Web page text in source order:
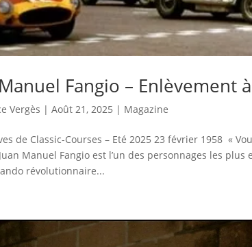
Fangio – Enlèvement
Vergès |Août 21, 2025 | Magazine
de Classic-Courses – Eté 2025 23 février 1958 «
Manuel Fangio est l’un des personnages les
révolutionnaire...